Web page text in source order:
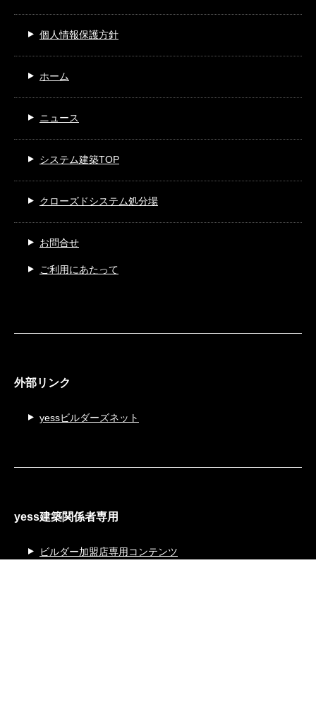
個人情報保護方針
ホーム
ニュース
システム建築TOP
クローズドシステム処分場
お問合せ
ご利用にあたって
外部リンク
yessビルダーズネット
yess建築関係者専用
ビルダー加盟店専用コンテンツ